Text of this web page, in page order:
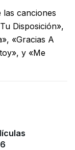
las canciones
Disposición»,
«Gracias A
y «Me